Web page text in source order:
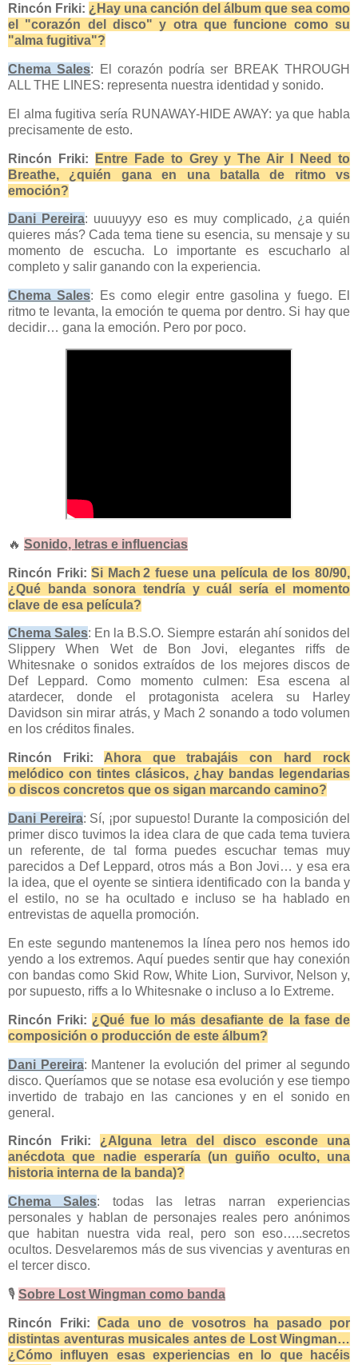
Rincón Friki: ¿Hay una canción del álbum que sea como
el "corazón del disco" y otra que funcione como su
"alma fugitiva"?
Chema Sales: El corazón podría ser BREAK THROUGH
ALL THE LINES: representa nuestra identidad y sonido.
El alma fugitiva sería RUNAWAY-HIDE AWAY: ya que habla
precisamente de esto.
Rincón Friki:
Entre Fade to Grey y The Air I Need to
Breathe, ¿quién gana en una batalla de ritmo vs
emoción?
Dani Pereira: uuuuyyy eso es muy complicado, ¿a quién
quieres más? Cada tema tiene su esencia, su mensaje y su
momento de escucha. Lo importante es escucharlo al
completo y salir ganando con la experiencia.
Chema Sales: Es como elegir entre gasolina y fuego. El
ritmo te levanta, la emoción te quema por dentro. Si hay que
decidir… gana la emoción. Pero por poco.
🔥 Sonido, letras e influencias
Rincón Friki:Si Mach 2 fuese una película de los 80/90,
¿Qué banda sonora tendría y cuál sería el momento
clave de esa película?
Chema Sales: En la B.S.O. Siempre estarán ahí sonidos del
Slippery When Wet de Bon Jovi, elegantes riffs de
Whitesnake o sonidos extraídos de los mejores discos de
Def Leppard. Como momento culmen: Esa escena al
atardecer, donde el protagonista acelera su Harley
Davidson sin mirar atrás, y Mach 2 sonando a todo volumen
en los créditos finales.
Rincón Friki: Ahora que trabajáis con hard rock
melódico con tintes clásicos, ¿hay bandas legendarias
o discos concretos que os sigan marcando camino?
Dani Pereira: Sí, ¡por supuesto! Durante la composición del
primer disco tuvimos la idea clara de que cada tema tuviera
un referente, de tal forma puedes escuchar temas muy
parecidos a Def Leppard, otros más a Bon Jovi… y esa era
la idea, que el oyente se sintiera identificado con la banda y
el estilo, no se ha ocultado e incluso se ha hablado en
entrevistas de aquella promoción.
En este segundo mantenemos la línea pero nos hemos ido
yendo a los extremos. Aquí puedes sentir que hay conexión
con bandas como Skid Row, White Lion, Survivor, Nelson y,
por supuesto, riffs a lo Whitesnake o incluso a lo Extreme.
Rincón Friki: ¿Qué fue lo más desafiante de la fase de
composición o producción de este álbum?
Dani Pereira: Mantener la evolución del primer al segundo
disco. Queríamos que se notase esa evolución y ese tiempo
invertido de trabajo en las canciones y en el sonido en
general.
Rincón Friki: ¿Alguna letra del disco esconde una
anécdota que nadie esperaría (un guiño oculto, una
historia interna de la banda)?
Chema Sales: todas las letras narran experiencias
personales y hablan de personajes reales pero anónimos
que habitan nuestra vida real, pero son eso…..secretos
ocultos. Desvelaremos más de sus vivencias y aventuras en
el tercer disco.
🎙️ Sobre Lost Wingman como banda
Rincón Friki: Cada uno de vosotros ha pasado por
distintas aventuras musicales antes de Lost Wingman…
¿Cómo influyen esas experiencias en lo que hacéis